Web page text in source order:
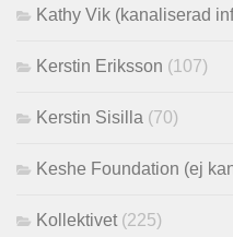
Kathy Vik (kanaliserad
Kerstin Eriksson (107)
Kerstin Sisilla (70)
Keshe Foundation (ej
Kollektivet (225)